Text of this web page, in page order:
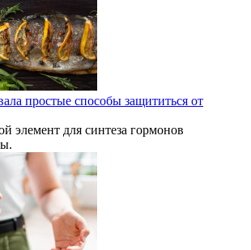
простые способы защититься от
элемент для синтеза гормонов